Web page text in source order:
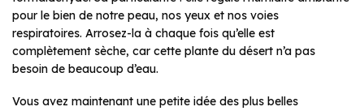
pour le bien de notre peau, nos yeux et nos voies
respiratoires. Arrosez-la à chaque fois qu’elle est
complètement sèche, car cette plante du désert n’a pas
besoin de beaucoup d’eau.
Vous avez maintenant une petite idée des plus belles